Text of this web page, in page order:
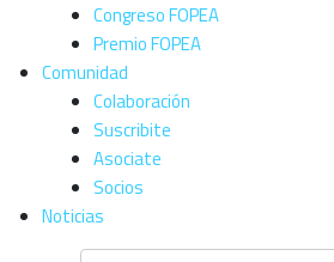
Congreso FOPEA
Premio FOPEA
Comunidad
Colaboración
Suscribite
Asociate
Socios
Noticias